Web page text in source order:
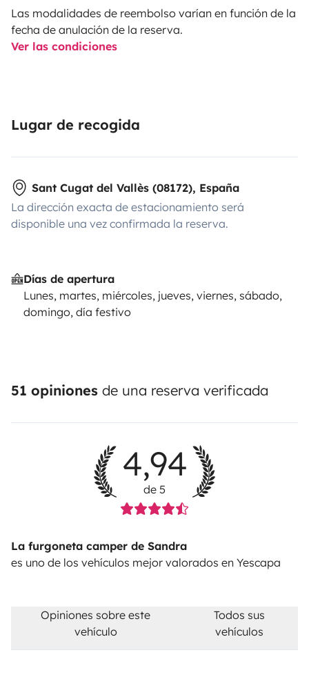
el mismo diseño y equipamiento:
https://www.yescapa.es/campers/37656/
Las modalidades de reembolso varían en función de la
fecha de anulación de la reserva.
Ver las condiciones
Lugar de recogida
Sant Cugat del Vallès (08172), España
La dirección exacta de estacionamiento será
disponible una vez confirmada la reserva.
Días de apertura
Lunes, martes, miércoles, jueves, viernes, sábado,
domingo, día festivo
51 opiniones de una reserva verificada
4,94
de 5
La furgoneta camper de Sandra
es uno de los vehículos mejor valorados en Yescapa
Opiniones sobre este
vehículo
Todos sus
vehículos